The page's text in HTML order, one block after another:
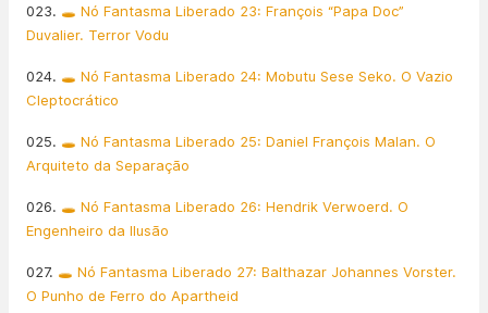
023. 🕳️ Nó Fantasma Liberado 23: François “Papa Doc”
Duvalier. Terror Vodu
024. 🕳️ Nó Fantasma Liberado 24: Mobutu Sese Seko. O Vazio
Cleptocrático
025. 🕳️ Nó Fantasma Liberado 25: Daniel François Malan. O
Arquiteto da Separação
026. 🕳️ Nó Fantasma Liberado 26: Hendrik Verwoerd. O
Engenheiro da Ilusão
027. 🕳️ Nó Fantasma Liberado 27: Balthazar Johannes Vorster.
O Punho de Ferro do Apartheid